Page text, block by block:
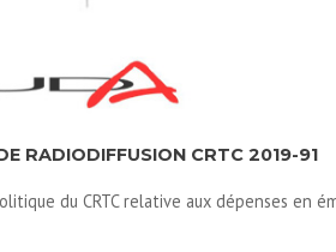
RADIODIFFUSION CRTC 2019-91
du CRTC relative aux dépenses en